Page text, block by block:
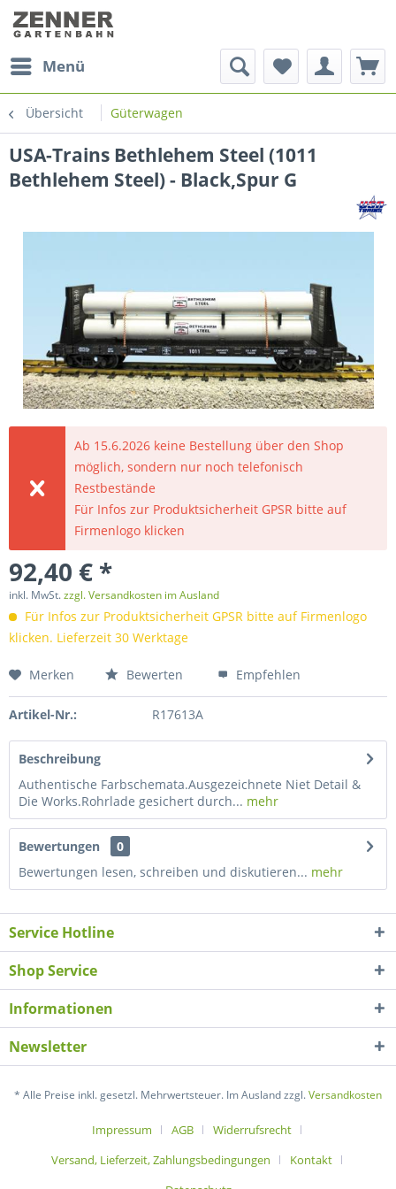
Menü
Übersicht Güterwagen
USA-Trains Bethlehem Steel (1011
Bethlehem Steel) - Black,Spur G
Ab 15.6.2026 keine Bestellung über den Shop
möglich, sondern nur noch telefonisch
Restbestände
Für Infos zur Produktsicherheit GPSR bitte auf
Firmenlogo klicken
92,40 € *
inkl. MwSt.zzgl. Versandkosten im Ausland
Für Infos zur Produktsicherheit GPSR bitte auf Firmenlogo
klicken. Lieferzeit 30 Werktage
Merken Bewerten Empfehlen
Artikel-Nr.: R17613A
Beschreibung
Authentische Farbschemata.Ausgezeichnete Niet Detail &
Die Works.Rohrlade gesichert durch... mehr
Bewertungen
0
Bewertungen lesen, schreiben und diskutieren... mehr
Service Hotline
Shop Service
Informationen
Newsletter
* Alle Preise inkl. gesetzl. Mehrwertsteuer. Im Ausland zzgl.Versandkosten
Impressum AGB
Widerrufsrecht
Versand, Lieferzeit, Zahlungsbedingungen
Kontakt